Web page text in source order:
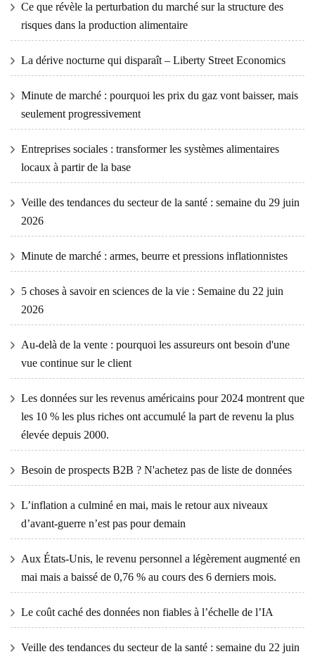
Ce que révèle la perturbation du marché sur la structure des
risques dans la production alimentaire
La dérive nocturne qui disparaît – Liberty Street Economics
Minute de marché : pourquoi les prix du gaz vont baisser, mais
seulement progressivement
Entreprises sociales : transformer les systèmes alimentaires
locaux à partir de la base
Veille des tendances du secteur de la santé : semaine du 29 juin
2026
Minute de marché : armes, beurre et pressions inflationnistes
5 choses à savoir en sciences de la vie : Semaine du 22 juin
2026
Au-delà de la vente : pourquoi les assureurs ont besoin d'une
vue continue sur le client
Les données sur les revenus américains pour 2024 montrent que
les 10 % les plus riches ont accumulé la part de revenu la plus
élevée depuis 2000.
Besoin de prospects B2B ? N'achetez pas de liste de données
L’inflation a culminé en mai, mais le retour aux niveaux
d’avant-guerre n’est pas pour demain
Aux États-Unis, le revenu personnel a légèrement augmenté en
mai mais a baissé de 0,76 % au cours des 6 derniers mois.
Le coût caché des données non fiables à l’échelle de l’IA
Veille des tendances du secteur de la santé : semaine du 22 juin